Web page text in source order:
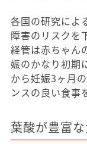
各国の研究によ
障害のリスクを
経管は赤ちゃん
娠のかなり初期
から妊娠3ヶ月
ンスの良い食事
葉酸が豊富